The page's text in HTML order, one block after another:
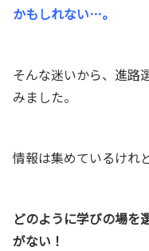
かもしれない…。
そんな迷いから、進路
みました。
情報は集めているけれ
どのように学びの場を
がない！